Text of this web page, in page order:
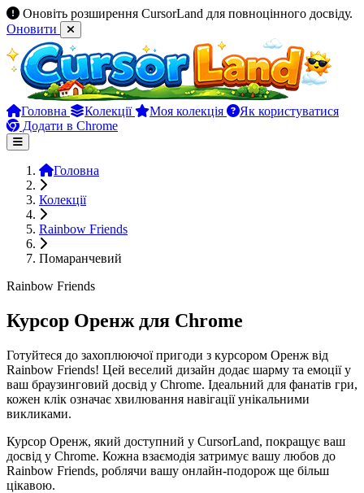
Оновіть розширення CursorLand для повноцінного досвіду.
Оновити
Головна Колекції Моя колекція
Як користуватися
Додати в Chrome
Головна
Колекції
Rainbow Friends
Помаранчевий
Rainbow Friends
Курсор Оренж для Chrome
Готуйтеся до захоплюючої пригоди з курсором Оренж від
Rainbow Friends! Цей веселий дизайн додає шарму та емоції у
ваш браузинговий досвід у Chrome. Ідеальний для фанатів гри,
кожен клік означає хвилювання навігації унікальними
викликами.
Курсор Оренж, який доступний у CursorLand, покращує ваш
досвід у Chrome. Кожна взаємодія затримує вашу любов до
Rainbow Friends, роблячи вашу онлайн-подорож ще більш
цікавою.